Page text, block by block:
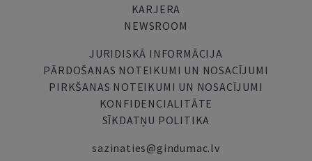
KARJERA
NEWSROOM
JURIDISKĀ INFORMĀCIJA
PĀRDOŠANAS NOTEIKUMI UN NOSACĪJUMI
PIRKŠANAS NOTEIKUMI UN NOSACĪJUMI
KONFIDENCIALITĀTE
SĪKDATŅU POLITIKA
sazinaties@gindumac.lv